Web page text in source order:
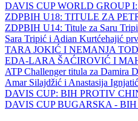
DAVIS CUP WORLD GROUP
ZDPBIH U18: TITULE ZA
ZDPBIH U14: Titule za Saru
Sara Tripić i Adian Kurtćehajić
TARA JOKIĆ I NEMANJA
EDA-LARA ŠAĆIROVIĆ I
ATP Challenger titula za Damira
Amar Silajdžić i Anastasija
DAVIS CUP: BIH PROTIV
DAVIS CUP BUGARSKA -